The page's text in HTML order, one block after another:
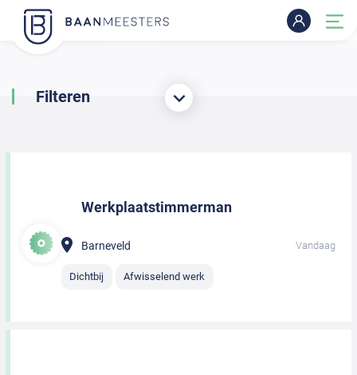
Filteren
Werkplaatstimmerman
Barneveld Vandaag
Dichtbij Afwisselend werk